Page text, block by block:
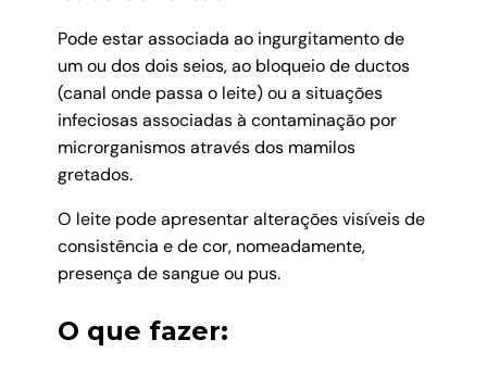
Pode estar associada ao ingurgitamento de
um ou dos dois seios, ao bloqueio de ductos
(canal onde passa o leite) ou a situações
infeciosas associadas à contaminação por
microrganismos através dos mamilos
gretados.
O leite pode apresentar alterações visíveis de
consistência e de cor, nomeadamente,
presença de sangue ou pus.
O que fazer: